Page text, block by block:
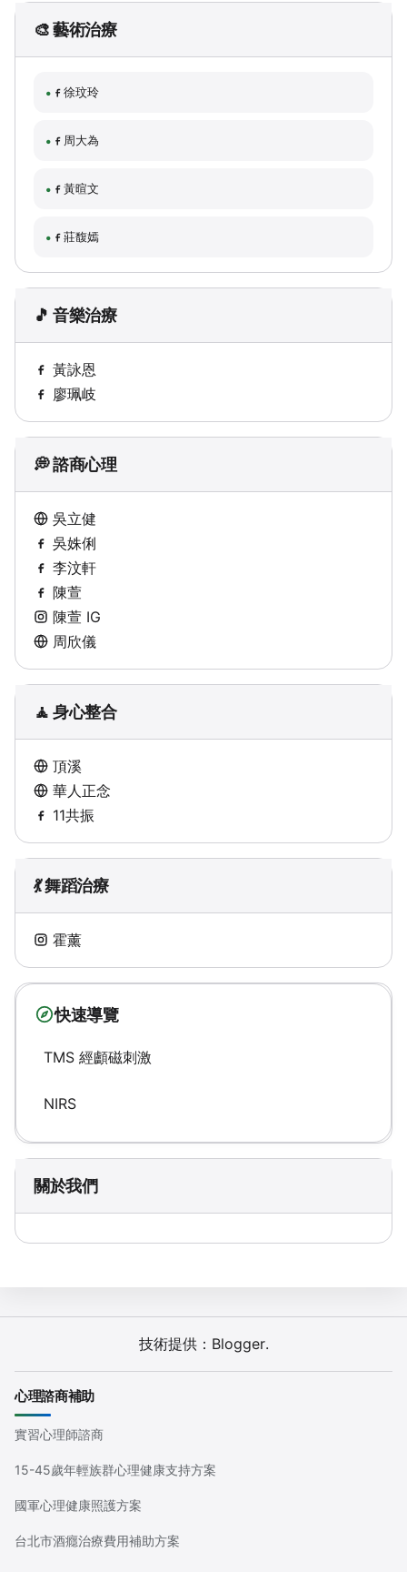
🎨 藝術治療
徐玟玲
周大為
黃暄文
莊馥嫣
🎵 音樂治療
黃詠恩
廖珮岐
💭 諮商心理
吳立健
吳姝俐
李汶軒
陳萱
陳萱 IG
周欣儀
🧘 身心整合
頂溪
華人正念
11共振
💃 舞蹈治療
霍薰
快速導覽
TMS 經顱磁刺激
NIRS
關於我們
技術提供： Blogger.
心理諮商補助
實習心理師諮商
15-45歲年輕族群心理健康支持方案
國軍心理健康照護方案
台北市酒癮治療費用補助方案